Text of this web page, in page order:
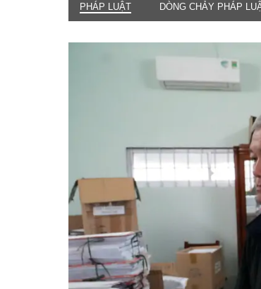
TOÀN CẢNH
ĐA CHIỀU
Quan điểm
PHÁP LUẬT DÒNG CHẢY PHÁP